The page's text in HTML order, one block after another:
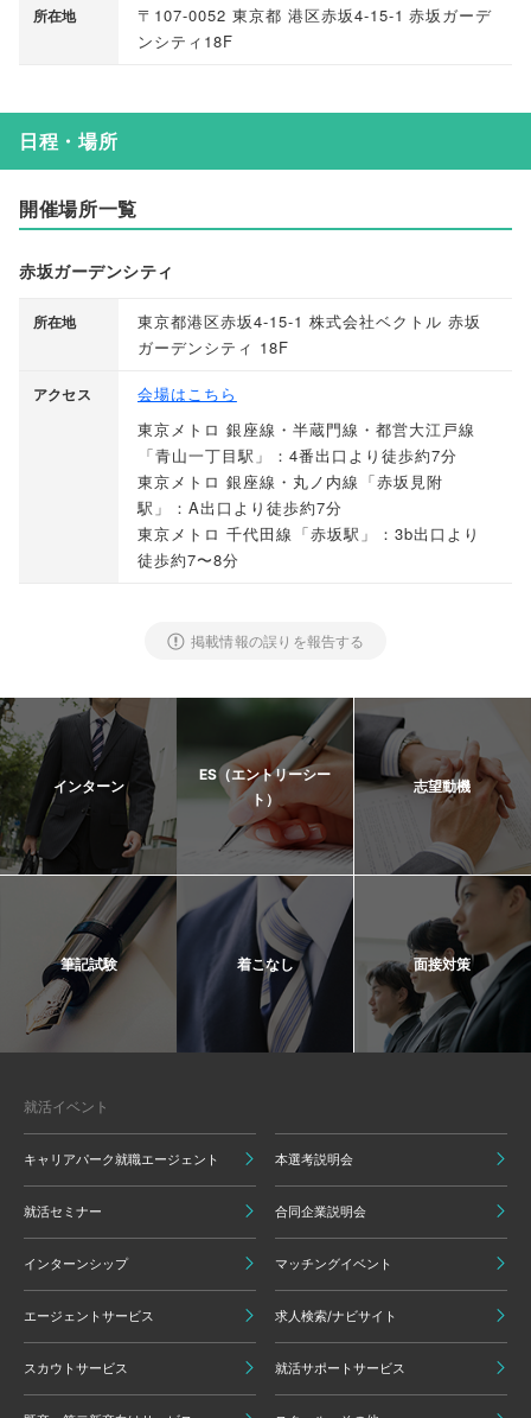
所在地
〒107-0052 東京都 港区赤坂4-15-1 赤坂ガーデ
ンシティ18F
日程・場所
開催場所一覧
赤坂ガーデンシティ
所在地
東京都港区赤坂4-15-1 株式会社ベクトル 赤坂
ガーデンシティ 18F
アクセス
会場はこちら
東京メトロ 銀座線・半蔵門線・都営大江戸線
「青山一丁目駅 」
：4番出口より徒歩約7分
東京メトロ 銀座線・丸ノ内線 「赤坂見附
駅 」
：A出口より徒歩約7分
東京メトロ 千代田線 「赤坂駅 」
：3b出口より
徒歩約7〜8分
掲載情報の誤りを報告する
インターン
ES（エントリーシー
ト）
志望動機
筆記試験 着こなし 面接対策
就活イベント
キャリアパーク就職エージェント 本選考説明会
就活セミナー 合同企業説明会
インターンシップ マッチングイベント
エージェントサービス 求人検索/ナビサイト
スカウトサービス 就活サポートサービス